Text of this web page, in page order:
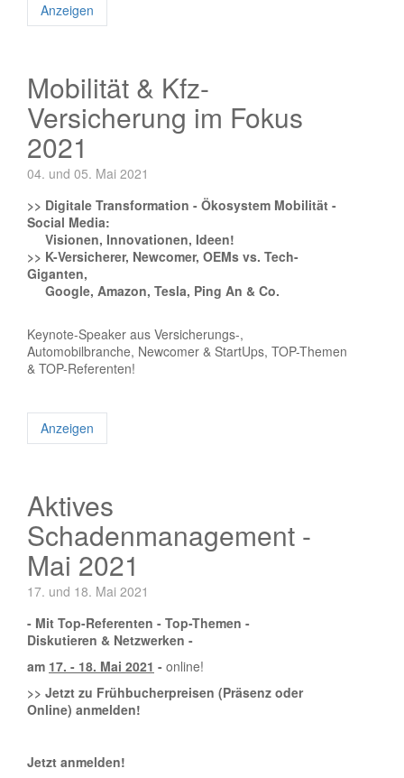
Anzeigen
Mobilität & Kfz-
Versicherung im Fokus
2021
04. und 05. Mai 2021
>> Digitale Transformation - Ökosystem Mobilität -
Social Media:
Visionen, Innovationen, Ideen!
>> K-Versicherer, Newcomer, OEMs vs. Tech-
Giganten,
Google, Amazon, Tesla, Ping An & Co.
Keynote-Speaker aus Versicherungs-,
Automobilbranche, Newcomer & StartUps, TOP-Themen
& TOP-Referenten!
Anzeigen
Aktives
Schadenmanagement -
Mai 2021
17. und 18. Mai 2021
- Mit Top-Referenten - Top-Themen -
Diskutieren & Netzwerken -
am 17. - 18. Mai 2021 - online!
>> Jetzt zu Frühbucherpreisen (Präsenz oder
Online) anmelden!
Jetzt anmelden!